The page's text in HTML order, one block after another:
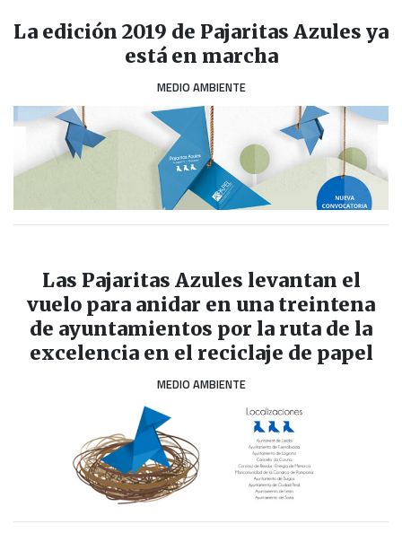
La edición 2019 de Pajaritas Azules ya
está en marcha
MEDIO AMBIENTE
Las Pajaritas Azules levantan el
vuelo para anidar en una treintena
de ayuntamientos por la ruta de la
excelencia en el reciclaje de papel
MEDIO AMBIENTE